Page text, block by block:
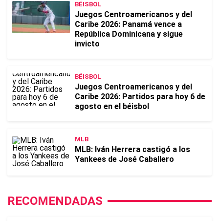
BÉISBOL
Juegos Centroamericanos y del
Caribe 2026: Panamá vence a
República Dominicana y sigue
invicto
BÉISBOL
Juegos Centroamericanos y del
Caribe 2026: Partidos para hoy 6 de
agosto en el béisbol
MLB
MLB: Iván Herrera castigó a los
Yankees de José Caballero
RECOMENDADAS